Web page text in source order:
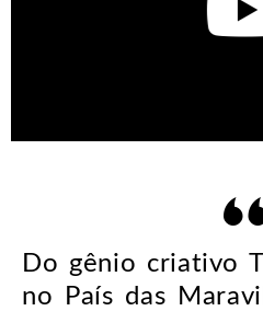
Do gênio criativo
no País das